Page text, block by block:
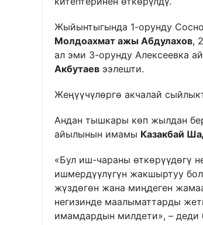
Жыйынтыгында 1-орунду
Молдоахмат ажы Абдулахов,
ал эми 3-орунду Алексеевка
Акбутаев ээлешти.
Жеңүүчүлөргө акчалай
Андан тышкары көп жылдан
айылынын имамы Казакбай
«Бул иш-чараны өткөрүүдөгү
ишмердүүлүгүн жакшыртуу
жүздөгөн жана миңдеген
негизинде маалыматтарды
имамдардын милдети», –